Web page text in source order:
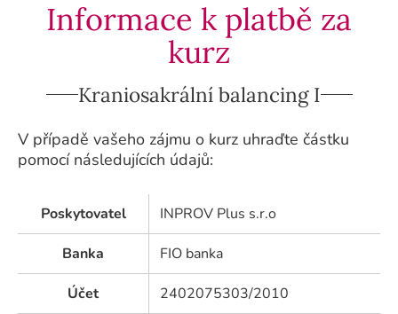
Informace k platbě za
kurz
Kraniosakrální balancing I
V případě vašeho zájmu o kurz uhraďte částku
pomocí následujících údajů:
Poskytovatel INPROV Plus s.r.o
Banka FIO banka
Účet 2402075303/2010